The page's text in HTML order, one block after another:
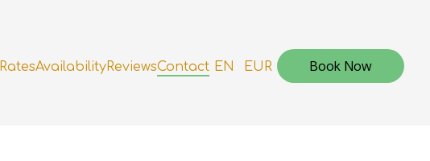
RatesAvailabilityReviewsContact EN EUR Book Now